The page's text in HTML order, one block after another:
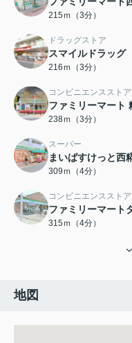
215ｍ（3分）
ドラッグストア
スマイルドラッ
216ｍ（3分）
コンビニエンスストア
ファミリーマート
238ｍ（3分）
スーパー
まいばすけっと西
309ｍ（4分）
コンビニエンスストア
ファミリーマート
315ｍ（4分）
地図